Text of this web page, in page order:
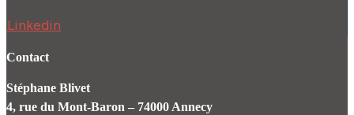
Linkedin
Contact
Stéphane Blivet
4, rue du Mont-Baron – 74000 Annecy